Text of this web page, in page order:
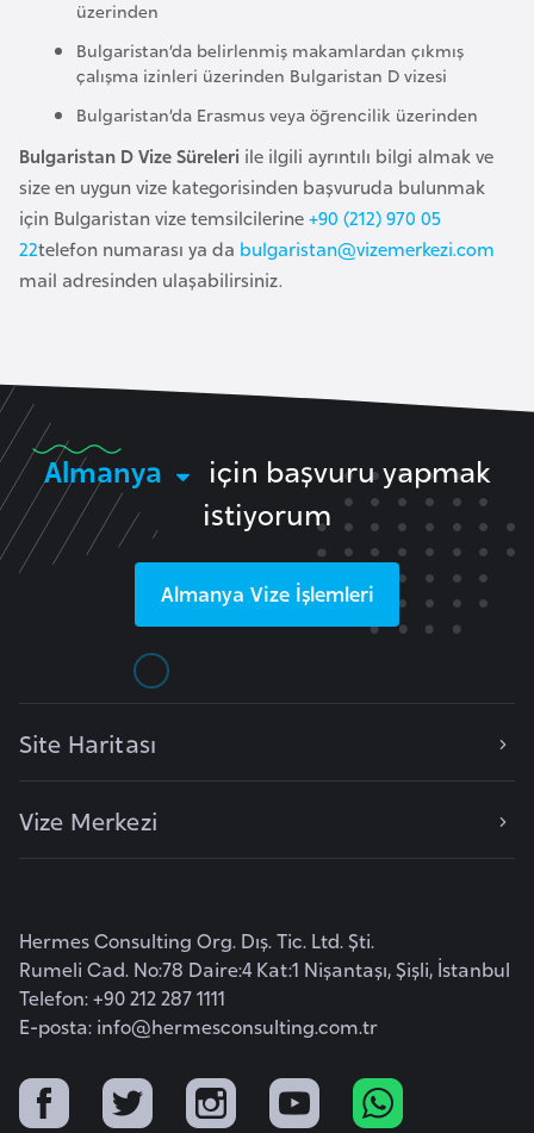
üzerinden
Bulgaristan’da belirlenmiş makamlardan çıkmış
çalışma izinleri üzerinden Bulgaristan D vizesi
Bulgaristan’da Erasmus veya öğrencilik üzerinden
Bulgaristan D Vize Süreleri ile ilgili ayrıntılı bilgi almak ve
size en uygun vize kategorisinden başvuruda bulunmak
için Bulgaristan vize temsilcilerine+90 (212) 970 05
22telefon numarası ya da bulgaristan@vizemerkezi.com
mail adresinden ulaşabilirsiniz.
Almanya
için başvuru yapmak
istiyorum
Almanya Vize İşlemleri
Site Haritası
Vize Merkezi
Hermes Consulting Org. Dış. Tic. Ltd. Şti.
Rumeli Cad. No:78 Daire:4 Kat:1 Nişantaşı, Şişli, İstanbul
Telefon: +90 212 287 1111
E-posta: info@hermesconsulting.com.tr
u
s
B
e
i
a
B
e
o
a
s
e
k
B
u